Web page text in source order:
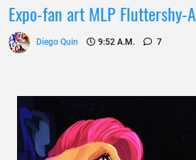
Expo-fan art MLP Fluttershy-A
Diego Quin 9:52 A.m. 7